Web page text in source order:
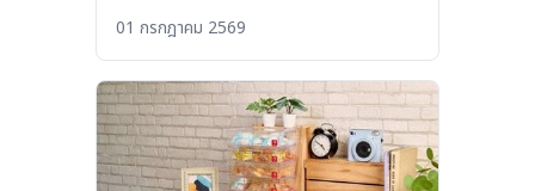
01 กรกฎาคม 2569